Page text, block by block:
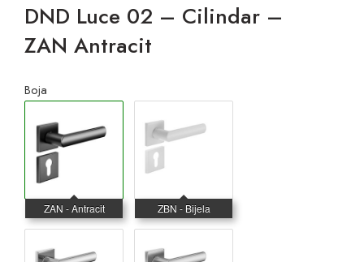
DND Luce 02 – Cilindar –
ZAN Antracit
Boja